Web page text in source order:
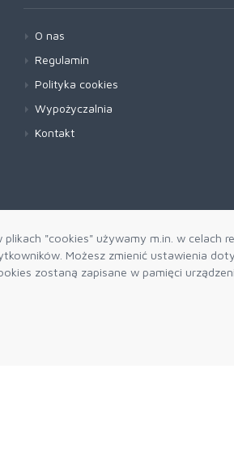
"cookies" używamy m.in. w celach
Możesz zmienić ustawienia
zostaną zapisane w pamięci
O nas
Regulamin
Polityka cookies
Wypożyczalnia
Kontakt